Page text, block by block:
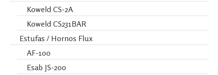
Koweld CS-2A
Koweld CS231BAR
Estufas / Hornos Flux
AF-100
Esab JS-200